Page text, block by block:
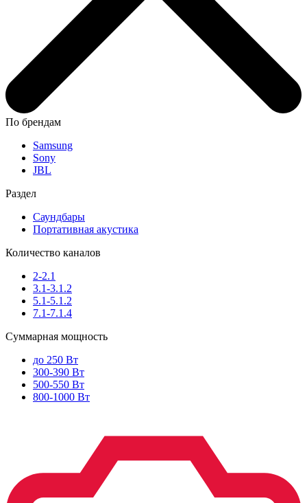
По брендам
Samsung
Sony
JBL
Раздел
Саундбары
Портативная акустика
Количество каналов
2-2.1
3.1-3.1.2
5.1-5.1.2
7.1-7.1.4
Суммарная мощность
до 250 Вт
300-390 Вт
500-550 Вт
800-1000 Вт